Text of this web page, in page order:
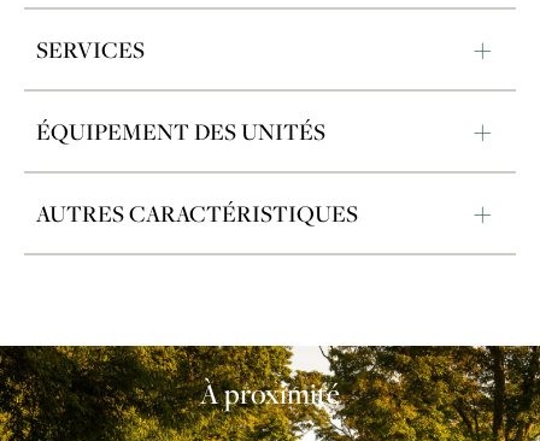
SERVICES
ÉQUIPEMENT DES UNITÉS
AUTRES CARACTÉRISTIQUES
À proximité